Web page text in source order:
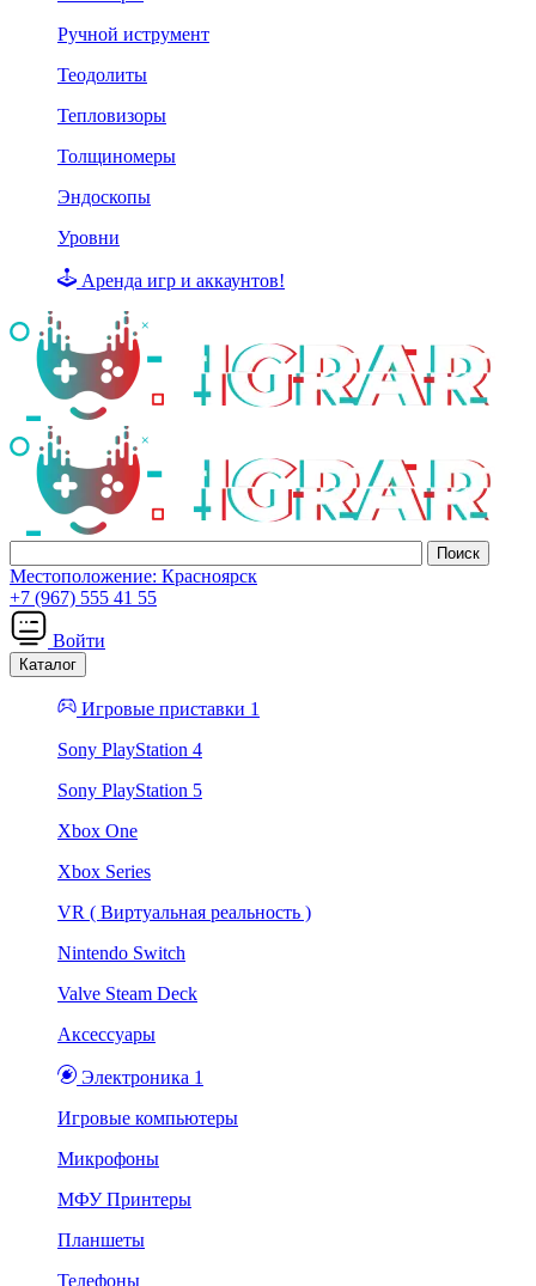
Ручной иструмент
Теодолиты
Тепловизоры
Толщиномеры
Эндоскопы
Уровни
Аренда игр и аккаунтов!
Местоположение: Красноярск
+7 (967) 555 41 55
Войти
Каталог
Игровые приставки 1
Sony PlayStation 4
Sony PlayStation 5
Xbox One
Xbox Series
VR ( Виртуальная реальность )
Nintendo Switch
Valve Steam Deck
Аксессуары
Электроника 1
Игровые компьютеры
Микрофоны
МФУ Принтеры
Планшеты
Телефоны